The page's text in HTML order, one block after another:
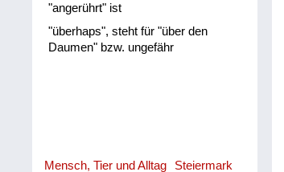
"angerührt" ist
"überhaps", steht für "über den
Daumen" bzw. ungefähr
Mensch, Tier und Alltag
Steiermark